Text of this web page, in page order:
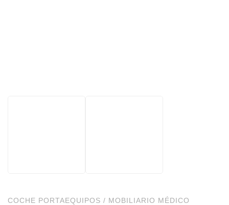
COCHE PORTAEQUIPOS / MOBILIARIO MÉDICO